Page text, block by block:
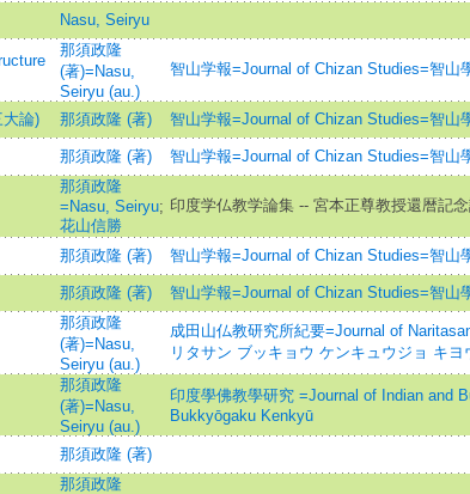
Nasu, Seiryu
那須政隆
(著)=Nasu,
Seiryu (au.)
智山学報=Journal of Chizan Studies=智山
論) 那須政隆 (著) 智山学報=Journal of Chizan Studies=智山
那須政隆 (著) 智山学報=Journal of Chizan Studies=智山
那須政隆
=Nasu, Seiryu;
花山信勝
印度学仏教学論集 -- 宮本正尊教授還暦記
那須政隆 (著) 智山学報=Journal of Chizan Studies=智山
那須政隆 (著) 智山学報=Journal of Chizan Studies=智山
那須政隆
(著)=Nasu,
Seiryu (au.)
成田山仏教研究所紀要=Journal of
リタサン ブッキョウ ケンキュウジョ キヨ
那須政隆
(著)=Nasu,
Seiryu (au.)
印度學佛教學研究 =Journal of Indian and
Bukkyōgaku Kenkyū
那須政隆 (著)
那須政隆